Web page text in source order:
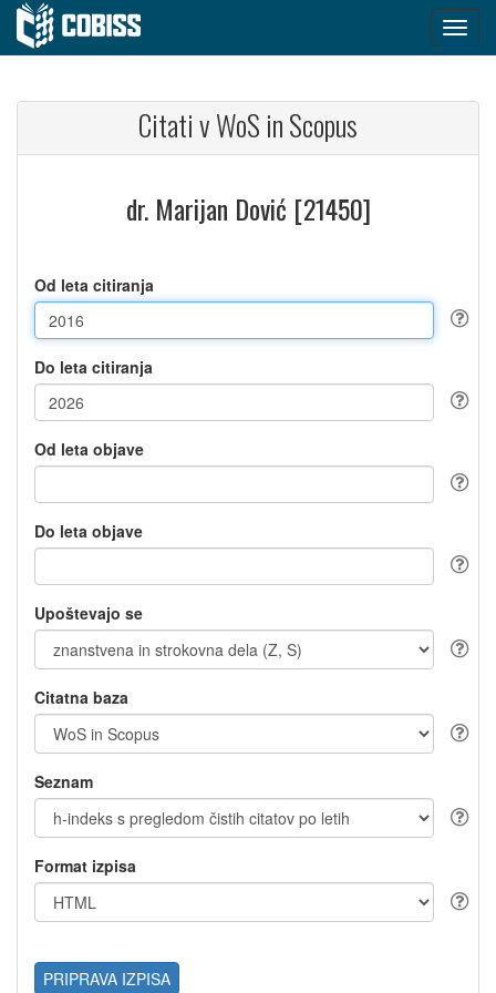
Citati v WoS in Scopus
dr. Marijan Dović [21450]
Od leta citiranja
Do leta citiranja
Od leta objave
Do leta objave
Upoštevajo se
Citatna baza
Seznam
Format izpisa
PRIPRAVA IZPISA